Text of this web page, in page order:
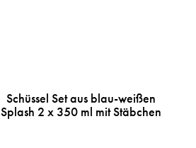
Schüssel Set aus blau-weißen
Splash 2 x 350 ml mit Stäbchen